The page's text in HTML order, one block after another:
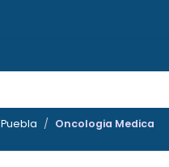
Puebla Oncologia Medica